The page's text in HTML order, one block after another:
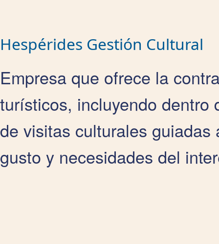
Hespérides Gestión Cultural
Empresa que ofrece la
turísticos, incluyendo dentro
de visitas culturales
gusto y necesidades del